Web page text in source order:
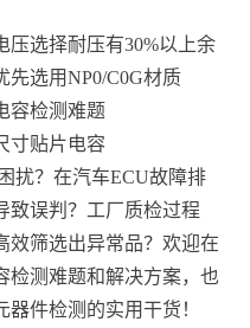
压选择耐压有30%以上余
先选用NP0/C0G材质
容检测难题
寸贴片电容
扰？在汽车ECU故障排
致误判？工厂质检过程
效筛选出异常品？欢迎在
检测难题和解决方案，也
件检测的实用干货！